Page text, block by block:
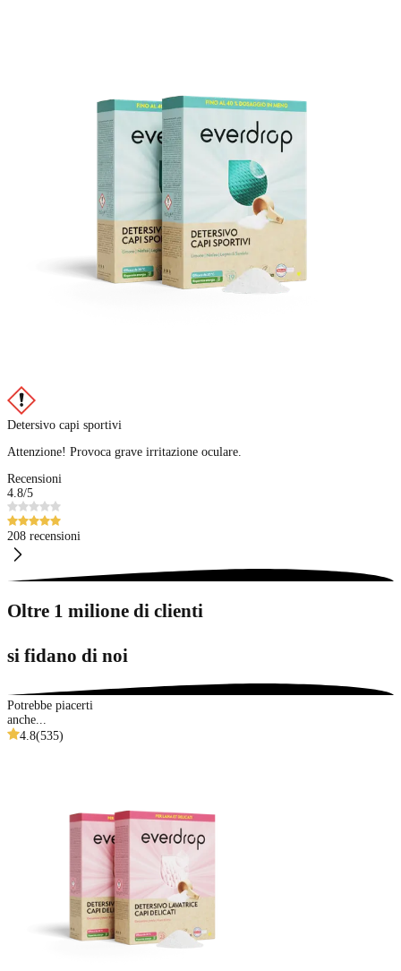
Detersivo capi sportivi
Attenzione! Provoca grave irritazione oculare.
Recensioni
4.8/5
208 recensioni
Oltre 1 milione di clienti
si fidano di noi
Potrebbe piacerti
anche...
4.8(535)